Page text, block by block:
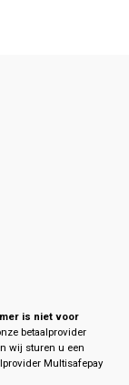
is niet voor
betaalprovider
wij sturen u een
Multisafepay